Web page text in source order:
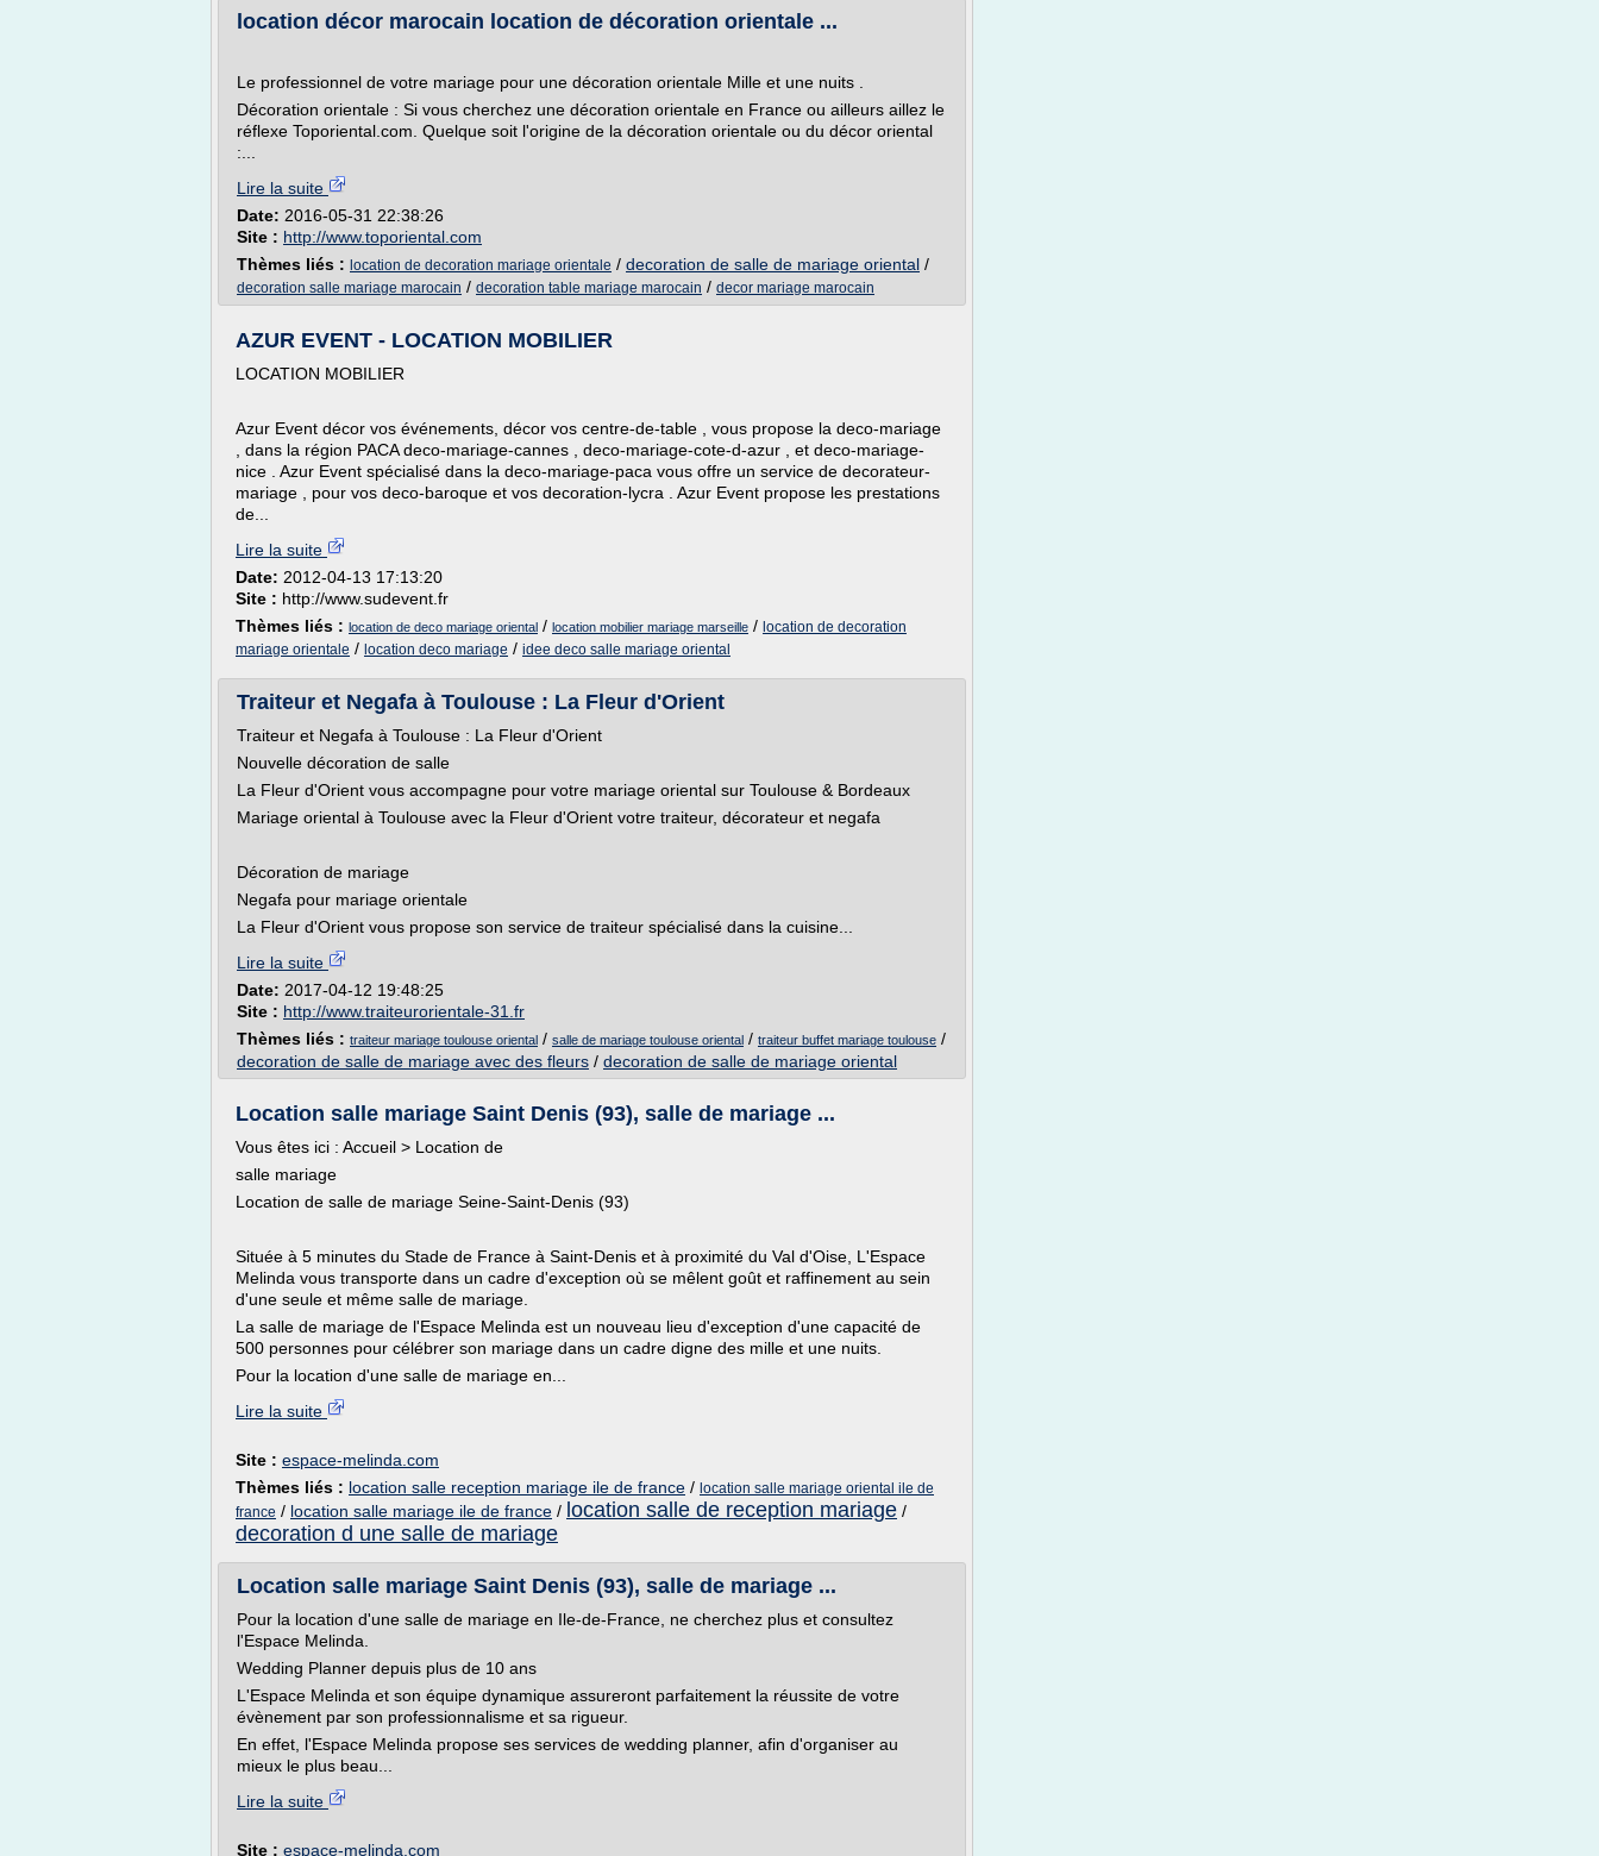
location décor marocain location de décoration orientale ...
Le professionnel de votre mariage pour une décoration orientale Mille et une nuits .
Décoration orientale : Si vous cherchez une décoration orientale en France ou ailleurs aillez le
réflexe Toporiental.com. Quelque soit l'origine de la décoration orientale ou du décor oriental
:...
Lire la suite
Date: 2016-05-31 22:38:26
Site : http://www.toporiental.com
Thèmes liés : location de decoration mariage orientale / decoration de salle de mariage oriental /
decoration salle mariage marocain / decoration table mariage marocain / decor mariage marocain
AZUR EVENT - LOCATION MOBILIER
LOCATION MOBILIER
Azur Event décor vos événements, décor vos centre-de-table , vous propose la deco-mariage
, dans la région PACA deco-mariage-cannes , deco-mariage-cote-d-azur , et deco-mariage-
nice . Azur Event spécialisé dans la deco-mariage-paca vous offre un service de decorateur-
mariage , pour vos deco-baroque et vos decoration-lycra . Azur Event propose les prestations
de...
Lire la suite
Date: 2012-04-13 17:13:20
Site : http://www.sudevent.fr
Thèmes liés : location de deco mariage oriental / location mobilier mariage marseille / location de decoration
mariage orientale / location deco mariage / idee deco salle mariage oriental
Traiteur et Negafa à Toulouse : La Fleur d'Orient
Traiteur et Negafa à Toulouse : La Fleur d'Orient
Nouvelle décoration de salle
La Fleur d'Orient vous accompagne pour votre mariage oriental sur Toulouse & Bordeaux
Mariage oriental à Toulouse avec la Fleur d'Orient votre traiteur, décorateur et negafa
Décoration de mariage
Negafa pour mariage orientale
La Fleur d'Orient vous propose son service de traiteur spécialisé dans la cuisine...
Lire la suite
Date: 2017-04-12 19:48:25
Site : http://www.traiteurorientale-31.fr
Thèmes liés : traiteur mariage toulouse oriental / salle de mariage toulouse oriental / traiteur buffet mariage toulouse /
decoration de salle de mariage avec des fleurs / decoration de salle de mariage oriental
Location salle mariage Saint Denis (93), salle de mariage ...
Vous êtes ici : Accueil > Location de
salle mariage
Location de salle de mariage Seine-Saint-Denis (93)
Située à 5 minutes du Stade de France à Saint-Denis et à proximité du Val d'Oise, L'Espace
Melinda vous transporte dans un cadre d'exception où se mêlent goût et raffinement au sein
d'une seule et même salle de mariage.
La salle de mariage de l'Espace Melinda est un nouveau lieu d'exception d'une capacité de
500 personnes pour célébrer son mariage dans un cadre digne des mille et une nuits.
Pour la location d'une salle de mariage en...
Lire la suite
Site : espace-melinda.com
Thèmes liés : location salle reception mariage ile de france / location salle mariage oriental ile de
france / location salle mariage ile de france / location salle de reception mariage /
decoration d une salle de mariage
Location salle mariage Saint Denis (93), salle de mariage ...
Pour la location d'une salle de mariage en Ile-de-France, ne cherchez plus et consultez
l'Espace Melinda.
Wedding Planner depuis plus de 10 ans
L'Espace Melinda et son équipe dynamique assureront parfaitement la réussite de votre
évènement par son professionnalisme et sa rigueur.
En effet, l'Espace Melinda propose ses services de wedding planner, afin d'organiser au
mieux le plus beau...
Lire la suite
Site : espace-melinda.com